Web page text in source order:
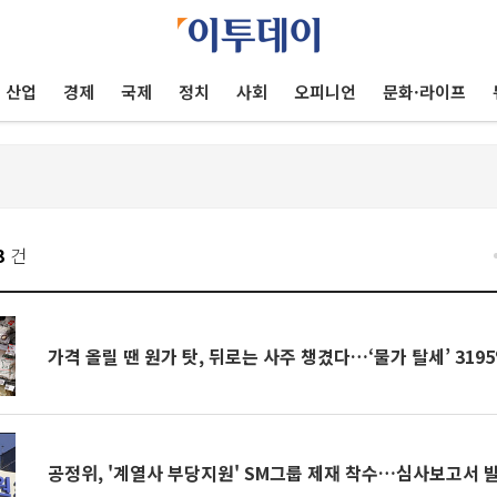
산업 경제 국제 정치 사회 오피니언 문화·라이프
건
가격 올릴 땐 원가 탓, 뒤로는 사주 챙겼다…‘물가 탈세’
공정위, '계열사 부당지원' SM그룹 제재 착수…심사보고서